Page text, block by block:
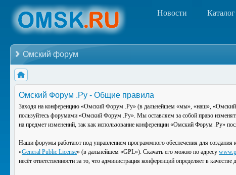
Новости
Омский форум
Омский Форум .Ру - Общие правила
Заходя на конференцию «Омский Форум .Ру» (в дальнейшем «мы», «наш», «Омский
пользуйтесь форумами «Омский Форум .Ру». Мы оставляем за собой право
на предмет изменений, так как использование конференции «Омский Форум .Ру»
Наши форумы работают под управлением программного обеспечения для
«General Public License» (в дальнейшем «GPL»). Скачать его можно по адресу
несёт ответственности за то, что администрация конференций определяет в